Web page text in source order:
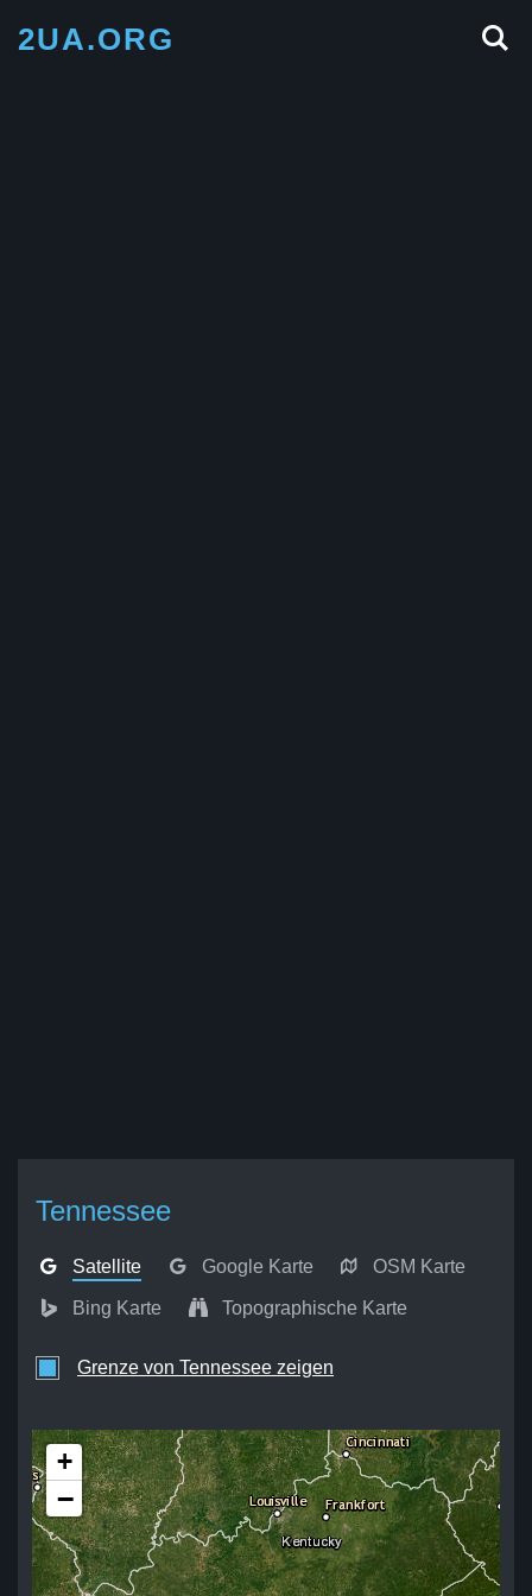
2UA.ORG
Tennessee
Satellite Google Karte OSM Karte
Bing Karte Topographische Karte
Grenze von Tennessee zeigen
+
−